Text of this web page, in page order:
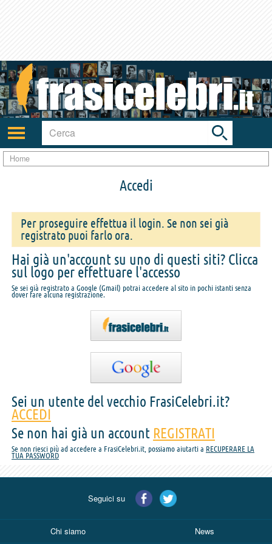
Attiva/disattiva
navigazione
Toggle
search
bar
Home
Accedi
Per proseguire effettua il login. Se non sei già
registrato puoi farlo ora.
Hai già un'account su uno di questi siti? Clicca
sul logo per effettuare l'accesso
Se sei già registrato a Google (Gmail) potrai accedere al sito in pochi istanti senza
dover fare alcuna registrazione.
Sei un utente del vecchio FrasiCelebri.it?
ACCEDI
Se non hai già un account REGISTRATI
Se non riesci più ad accedere a FrasiCelebri.it, possiamo aiutarti a RECUPERARE LA
TUA PASSWORD
Seguici su
Chi siamo News